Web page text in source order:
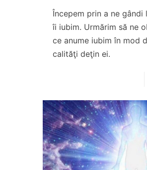
Începem prin a ne gândi
îi iubim. Urmărim să ne
ce anume iubim în mod
calităţi deţin ei.